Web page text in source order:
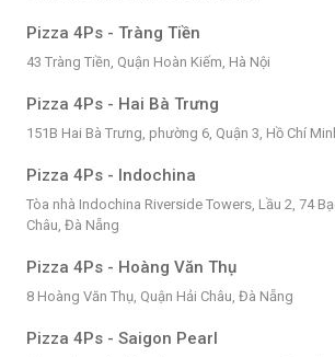
Pizza 4Ps - Tràng Tiền
43 Tràng Tiền, Quận Hoàn Kiếm, Hà Nội
Pizza 4Ps - Hai Bà Trưng
151B Hai Bà Trưng, phường 6, Quận 3, Hồ Chí
Pizza 4Ps - Indochina
Tòa nhà Indochina Riverside Towers, Lầu 2, 74
Châu, Đà Nẵng
Pizza 4Ps - Hoàng Văn Thụ
8 Hoàng Văn Thụ, Quận Hải Châu, Đà Nẵng
Pizza 4Ps - Saigon Pearl